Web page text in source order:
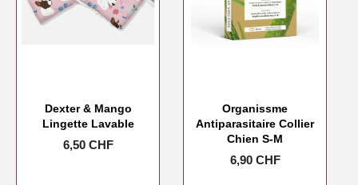
Dexter & Mango
Lingette Lavable
Prix
6,50 CHF
Organissme
Antiparasitaire Collier
Chien S-M
Prix
6,90 CHF